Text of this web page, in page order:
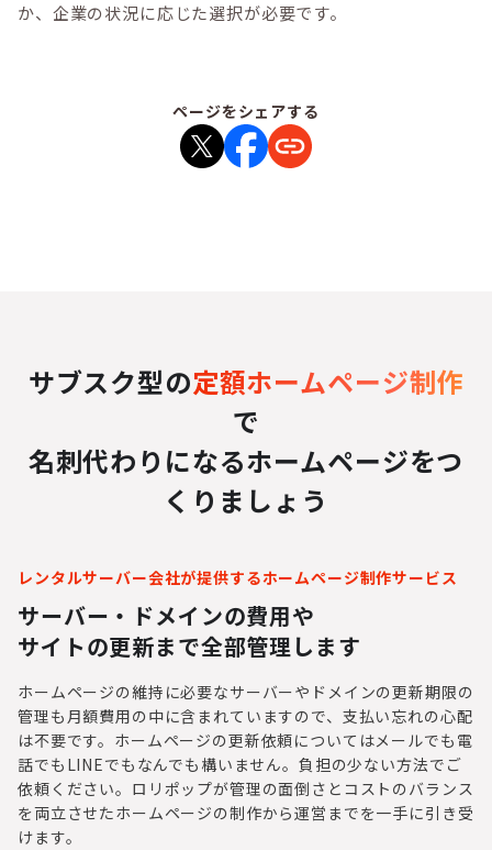
か、企業の状況に応じた選択が必要です。
ページをシェアする
サブスク型の定額ホームページ制作
で
名刺代わりになるホームページをつ
くりましょう
レンタルサーバー会社が提供するホームページ制作サービス
サーバー・ドメインの費用や
サイトの更新まで全部管理します
ホームページの維持に必要なサーバーやドメインの更新期限の
管理も月額費用の中に含まれていますので、支払い忘れの心配
は不要です。ホームページの更新依頼についてはメールでも電
話でもLINEでもなんでも構いません。負担の少ない方法でご
依頼ください。ロリポップが管理の面倒さとコストのバランス
を両立させたホームページの制作から運営までを一手に引き受
けます。